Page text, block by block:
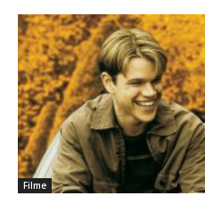
Filme